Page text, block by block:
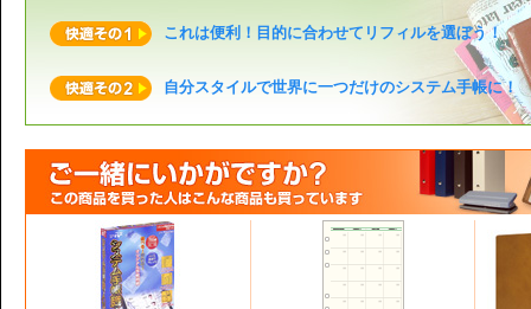
これは便利！目的に合わせてリフィルを選ぼう！
自分スタイルで世界に一つだけのシステム手帳に！